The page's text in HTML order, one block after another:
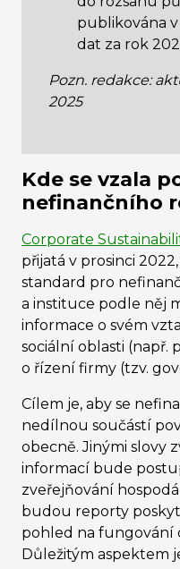
publikována
dat za rok
Pozn. redakce:
2025
Kde se vzala
nefinančního
Corporate
přijatá v prosinci
standard pro
a instituce podle něj
informace o svém
sociální oblasti (např.
o řízení firmy (tzv.
Cílem je, aby se
nedílnou součástí
obecně. Jinými slovy
informací bude
zveřejňování
budou reporty
pohled na fungování
Důležitým aspektem